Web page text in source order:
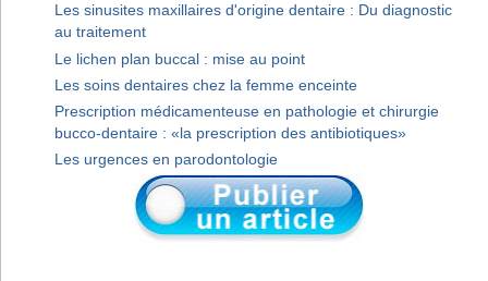
Les sinusites maxillaires d'origine dentaire : Du diagnostic
au traitement
Le lichen plan buccal : mise au point
Les soins dentaires chez la femme enceinte
Prescription médicamenteuse en pathologie et chirurgie
bucco-dentaire : «la prescription des antibiotiques»
Les urgences en parodontologie